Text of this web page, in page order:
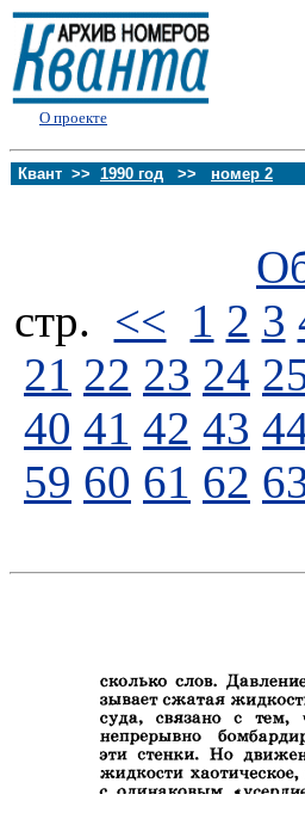
О проекте
Квант >> 1990 год >> номер 2
стp. << 1 2 3
21 22 23 24
40 41 42 43
59 60 61 62